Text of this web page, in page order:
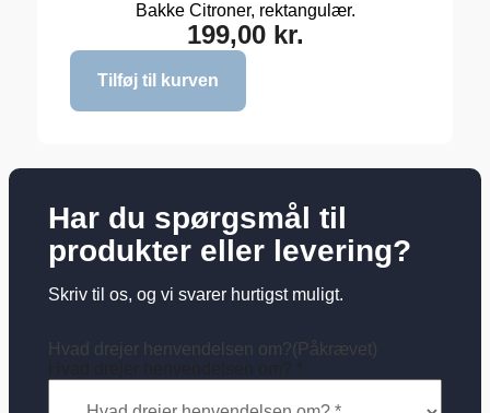
Bakke Citroner, rektangulær.
199,00 kr.
Tilføj til kurven
Har du spørgsmål til
produkter eller levering?
Skriv til os, og vi svarer hurtigst muligt.
Hvad drejer henvendelsen om?(Påkrævet)